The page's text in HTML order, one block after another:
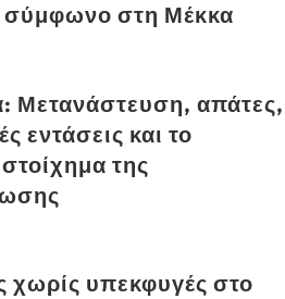
σύμφωνο στη Μέκκα
Μετανάστευση, απάτες,
εντάσεις και το
της
χωρίς υπεκφυγές στο